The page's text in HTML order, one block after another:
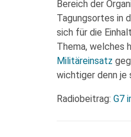
Bereich der
Tagungsortes in
sich für die
Thema, welches
Militäreinsatz
wichtiger denn je
Radiobeitrag: G7